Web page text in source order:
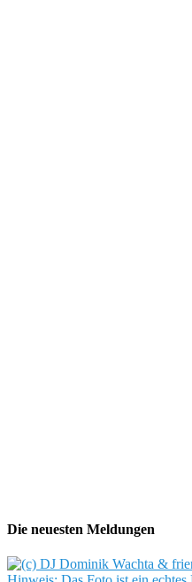
Die neuesten Meldungen